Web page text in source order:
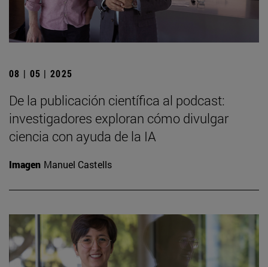
08 | 05 | 2025
De la publicación científica al podcast:
investigadores exploran cómo divulgar
ciencia con ayuda de la IA
Imagen Manuel Castells